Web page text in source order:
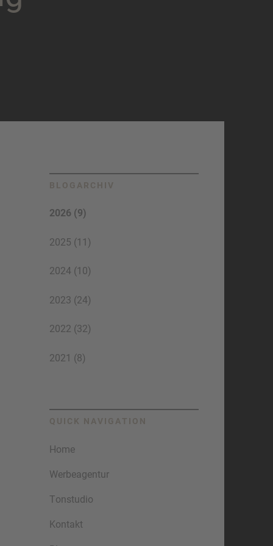
BLOGARCHIV
2026 (9)
2025 (11)
2024 (10)
2023 (24)
2022 (32)
2021 (8)
QUICK NAVIGATION
Home
Werbeagentur
Tonstudio
Kontakt